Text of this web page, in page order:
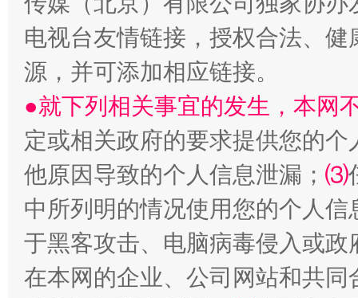
受贿1.44亿！段成刚被判无期 从幼
电视台友情链接，授权合法、
源，并可添加相应链接。
●就下列相关事宜的发生，本网
定或相关政府的要求提供您的个
他原因导致的个人信息泄漏； ⑶
中所列明的情况使用您的个人
于黑客攻击、电脑病毒侵入或
在本网的企业、公司网站和共